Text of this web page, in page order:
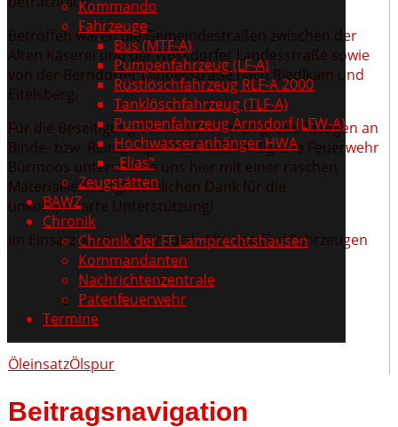
Kommando
Fahrzeuge
Bus (MTF-A)
Pumpenfahrzeug (LF-A)
Rüstlöschfahrzeug RLF-A 2000
Tanklöschfahrzeug (TLF-A)
Pumpenfahrzeug Arnsdorf (LFW-A)
Hochwasseranhänger HWA
„Elias“
Zeugstätten
BAWZ
Chronik
Chronik der FF Lamprechtshausen
Kommandanten
Nachrichtenzentrale
Patenfeuerwehr
Termine
Betroffen waren die Gemeindestraßen zwischen der
Alten Käserei und der Nussdorfer Landesstraße sowie
von der Berndorfer Landesstraße nach Riedlkam und
Eitelsberg.
Für die Beseitigung der Ölspur waren große Mengen an
Binde- bzw. Reinigungsmittel notwendig. Die Feuerwehr
Bürmoos unterstützte uns hier mit einer raschen
Materiallieferung! Herzlichen Dank für die
unkomplizierte Unterstützung!
Im Einsatz waren 22 Einsatzkräfte mit fünf Fahrzeugen
ÖleinsatzÖlspur
Beitragsnavigation